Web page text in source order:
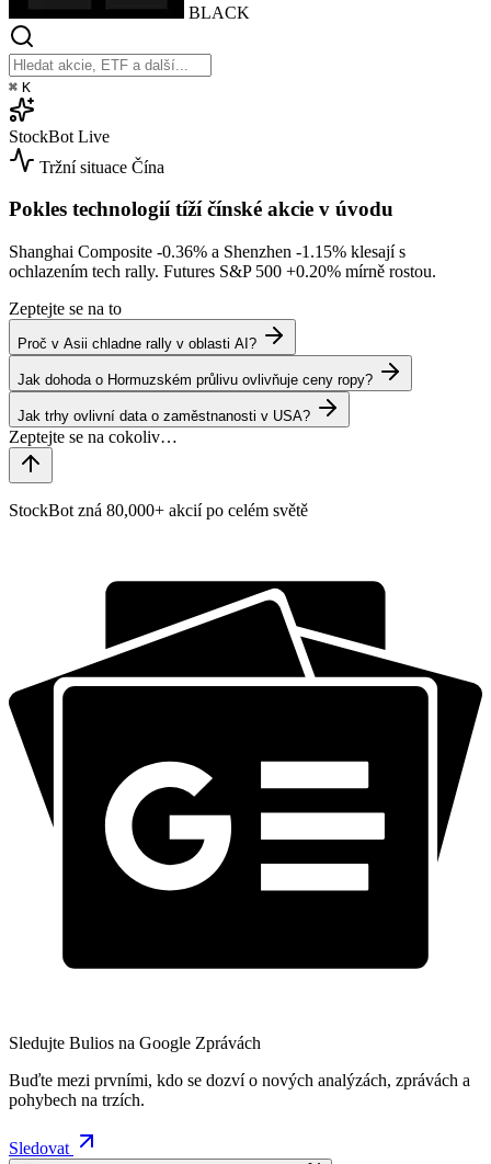
BLACK
⌘ K
StockBot Live
Tržní situace Čína
Pokles technologií tíží čínské akcie v úvodu
Shanghai Composite -0.36% a Shenzhen -1.15% klesají s
ochlazením tech rally. Futures S&P 500 +0.20% mírně rostou.
Zeptejte se na to
Proč v Asii chladne rally v oblasti AI?
Jak dohoda o Hormuzském průlivu ovlivňuje ceny ropy?
Jak trhy ovlivní data o zaměstnanosti v USA?
StockBot zná 80,000+ akcií po celém světě
Sledujte Bulios na Google Zprávách
Buďte mezi prvními, kdo se dozví o nových analýzách, zprávách a
pohybech na trzích.
Sledovat